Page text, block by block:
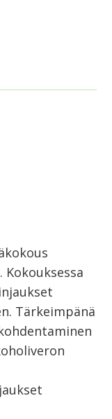
Kokouksessa
Tärkeimpänä